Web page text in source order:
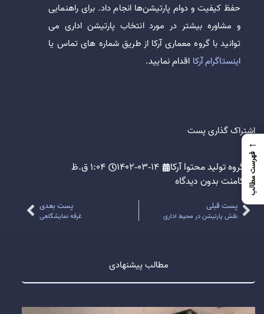
حفظ کیفیت و دوام پارتیشن‌ها انجام داد. برای راهنمایی
و مشاوره بیشتر در مورد انتخاب پارتیشن اداری می
توانید با گروه معماری آرکا از طریق شماره های تماس یا
اینستاگرام آرکا اقدام نمایید.
اشتراک گذاری پست
گروه تولید محتوا آرکا 1402-03-14
1:04 ق.ظ
کامنتبدون دیدگاه
پست قبلی
نقش پارتیشن در محیط اداری
پست بعدی
غرفه نمایشگاهی
مطالب پیشنهادی
←
فهرست مطالب